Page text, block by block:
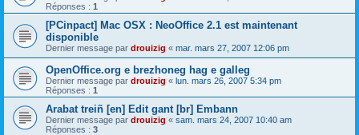
Réponses : 1
[PCinpact] Mac OSX : NeoOffice 2.1 est maintenant
disponible
Dernier message par drouizig « mar. mars 27, 2007 12:06 pm
OpenOffice.org e brezhoneg hag e galleg
Dernier message par drouizig « lun. mars 26, 2007 5:34 pm
Réponses : 1
Arabat treiñ [en] Edit gant [br] Embann
Dernier message par drouizig « sam. mars 24, 2007 10:40 am
Réponses : 3